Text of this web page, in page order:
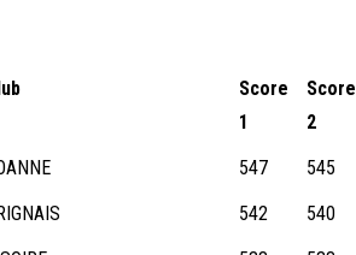
Score
1
Score
2
547 545
542 540